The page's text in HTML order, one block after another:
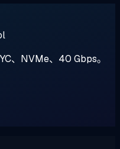
、NVMe、40 Gbps。